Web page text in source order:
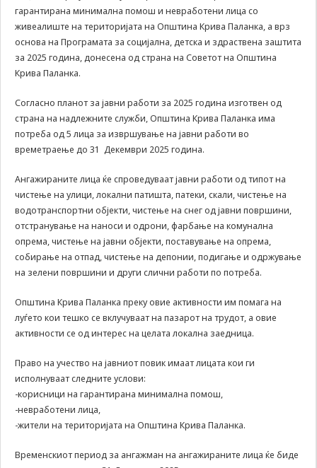
гарантирана минимална помош и невработени лица со
живеалиште на територијата на Општина Крива Паланка, а врз
основа на Програмата за социјална, детска и здраствена заштита
за 2025 година, донесена од страна на Советот на Општина
Крива Паланка.
Согласно планот за јавни работи за 2025 година изготвен од
страна на надлежните служби, Општина Крива Паланка има
потреба од 5 лица за извршување на јавни работи во
времетраење до 31 Декември 2025 година.
Ангажираните лица ќе спроведуваат јавни работи од типот на
чистење на улици, локални патишта, патеки, скали, чистење на
водотранспортни објекти, чистење на снег од јавни површини,
отстранување на наноси и одрони, фарбање на комунална
опрема, чистење на јавни објекти, поставување на опрема,
собирање на отпад, чистење на депонии, подигање и одржување
на зелени површини и други слични работи по потреба.
Општина Крива Паланка преку овие активности им помага на
луѓето кои тешко се вклучуваат на пазарот на трудот, а овие
активности се од интерес на целата локална заедница.
Право на учество на јавниот повик имаат лицата кои ги
исполнуваат следните услови:
-корисници на гарантирана минимална помош,
-невработени лица,
-жители на територијата на Општина Крива Паланка.
Временскиот период за ангажман на ангажираните лица ќе биде
ги побарале нема
да може да Ви
бидат
испорачани.
Овие колачиња
од Вашиот уред
со прекинување
на тековната
сесија или
затворање на
Овие колачиња
може да се
користат за
запомнување на
Вашите
претходни
активности како
што е на пример
апликација за
вработување
претходната
време на истата
на „go back“